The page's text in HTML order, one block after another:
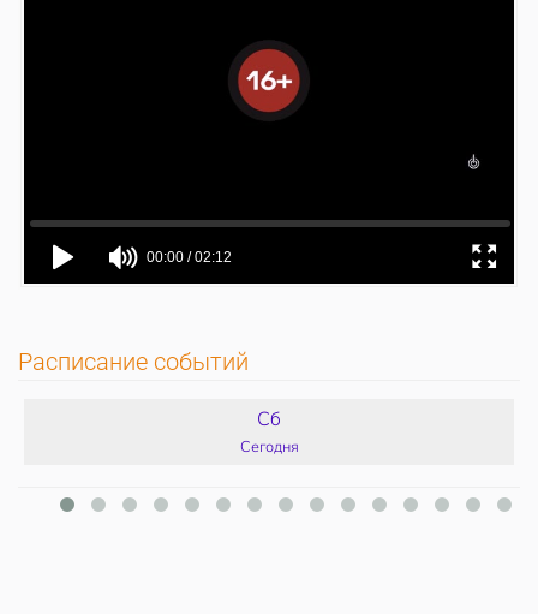
Расписание событий
Сб
Сегодня